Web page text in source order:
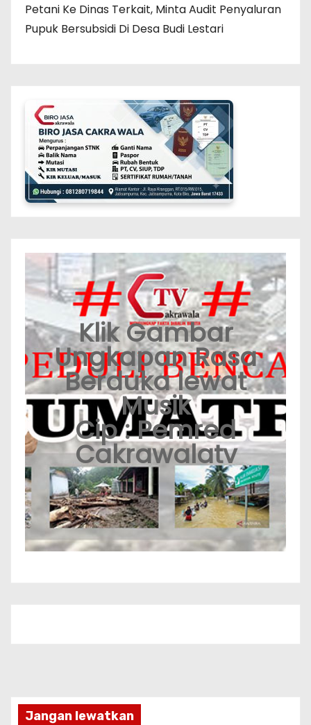
Petani Ke Dinas Terkait, Minta Audit Penyaluran
Pupuk Bersubsidi Di Desa Budi Lestari
Klik Gambar
Ungkapan Rasa
Berduka lewat
Musik
Cip : Pemred
Cakrawalatv
Jangan lewatkan